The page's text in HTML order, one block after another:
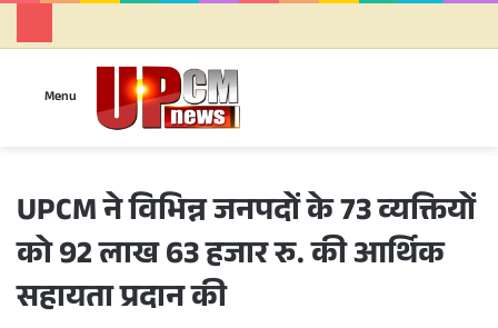
Menu
UPCM ने विभिन्न जनपदों के 73 व्यक्तियों
को 92 लाख 63 हजार रु. की आर्थिक
सहायता प्रदान की